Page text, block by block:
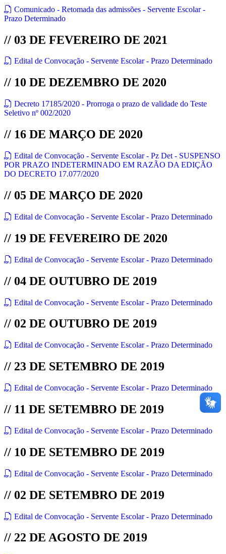
Comunicado - Retomada das admissões - Servente Escolar -
Prazo Determinado
// 03 DE FEVEREIRO DE 2021
Edital de Convocação - Servente Escolar - Prazo Determinado
// 10 DE DEZEMBRO DE 2020
Decreto 17185/2020 - Prorroga o prazo de validade do Teste
Seletivo nº 002/2020
// 16 DE MARÇO DE 2020
Edital de Convocação - Servente Escolar - Pz Det - SUSPENSO
POR PRAZO INDETERMINADO EM RAZÃO DA EDIÇÃO
DO DECRETO 17.077/2020
// 05 DE MARÇO DE 2020
Edital de Convocação - Servente Escolar - Prazo Determinado
// 19 DE FEVEREIRO DE 2020
Edital de Convocação - Servente Escolar - Prazo Determinado
// 04 DE OUTUBRO DE 2019
Edital de Convocação - Servente Escolar - Prazo Determinado
// 02 DE OUTUBRO DE 2019
Edital de Convocação - Servente Escolar - Prazo Determinado
// 23 DE SETEMBRO DE 2019
Edital de Convocação - Servente Escolar - Prazo Determinado
// 11 DE SETEMBRO DE 2019
Edital de Convocação - Servente Escolar - Prazo Determinado
// 10 DE SETEMBRO DE 2019
Edital de Convocação - Servente Escolar - Prazo Determinado
// 02 DE SETEMBRO DE 2019
Edital de Convocação - Servente Escolar - Prazo Determinado
// 22 DE AGOSTO DE 2019